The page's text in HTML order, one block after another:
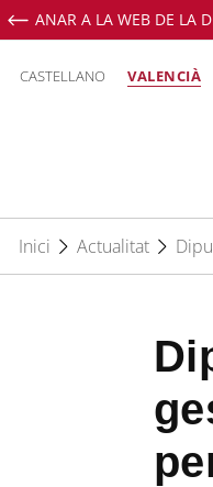
ANAR A LA WEB DE LA
CASTELLANO VALENCIÀ
Inici
Actualitat